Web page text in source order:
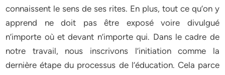
connaissent le sens de ses rites. En plus, tout ce qu’on y
apprend ne doit pas être exposé voire divulgué
n’importe où et devant n’importe qui. Dans le cadre de
notre travail, nous inscrivons l’initiation comme la
dernière étape du processus de l’éducation. Cela parce